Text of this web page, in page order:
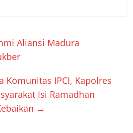
Aliansi Madura
Komunitas IPCI, Kapolres
Isi Ramadhan
→